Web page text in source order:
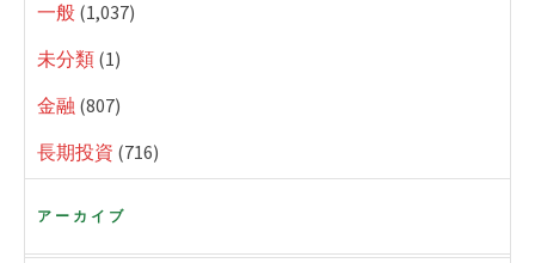
一般 (1,037)
未分類 (1)
金融 (807)
長期投資 (716)
アーカイブ